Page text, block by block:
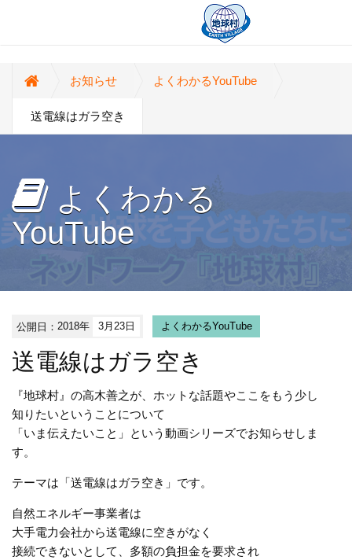
お知らせ よくわかるYouTube
送電線はガラ空き
よくわかる
YouTube
公開日：2018年 3月23日 よくわかるYouTube
送電線はガラ空き
『地球村』の高木善之が、ホットな話題やここをもう少し
知りたいということについて
「いま伝えたいこと」という動画シリーズでお知らせしま
す。
テーマは「送電線はガラ空き」です。
自然エネルギー事業者は
大手電力会社から送電線に空きがなく
接続できないとして、多額の負担金を要求され